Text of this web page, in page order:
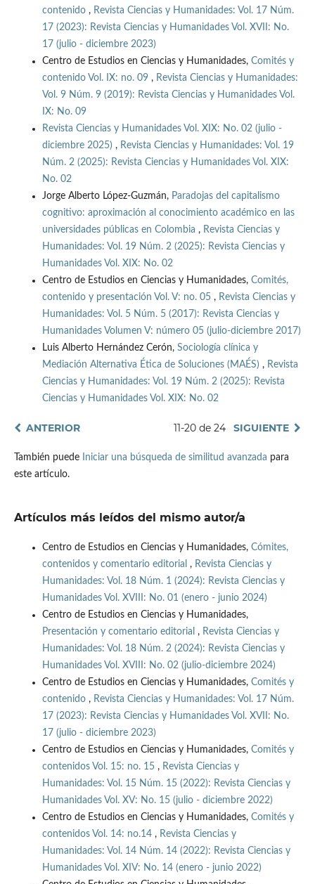
contenido , Revista Ciencias y Humanidades: Vol. 17 Núm.
17 (2023): Revista Ciencias y Humanidades Vol. XVII: No.
17 (julio - diciembre 2023)
Centro de Estudios en Ciencias y Humanidades, Comités y
contenido Vol. IX: no. 09 , Revista Ciencias y Humanidades:
Vol. 9 Núm. 9 (2019): Revista Ciencias y Humanidades Vol.
IX: No. 09
Revista Ciencias y Humanidades Vol. XIX: No. 02 (julio -
diciembre 2025) , Revista Ciencias y Humanidades: Vol. 19
Núm. 2 (2025): Revista Ciencias y Humanidades Vol. XIX:
No. 02
Jorge Alberto López-Guzmán, Paradojas del capitalismo
cognitivo: aproximación al conocimiento académico en las
universidades públicas en Colombia , Revista Ciencias y
Humanidades: Vol. 19 Núm. 2 (2025): Revista Ciencias y
Humanidades Vol. XIX: No. 02
Centro de Estudios en Ciencias y Humanidades, Comités,
contenido y presentación Vol. V: no. 05 , Revista Ciencias y
Humanidades: Vol. 5 Núm. 5 (2017): Revista Ciencias y
Humanidades Volumen V: número 05 (julio-diciembre 2017)
Luis Alberto Hernández Cerón, Sociología clínica y
Mediación Alternativa Ética de Soluciones (MAÉS) , Revista
Ciencias y Humanidades: Vol. 19 Núm. 2 (2025): Revista
Ciencias y Humanidades Vol. XIX: No. 02
ANTERIOR 11-20 de 24 SIGUIENTE
También puede Iniciar una búsqueda de similitud avanzada para
este artículo.
Artículos más leídos del mismo autor/a
Centro de Estudios en Ciencias y Humanidades, Cómites,
contenidos y comentario editorial , Revista Ciencias y
Humanidades: Vol. 18 Núm. 1 (2024): Revista Ciencias y
Humanidades Vol. XVIII: No. 01 (enero - junio 2024)
Centro de Estudios en Ciencias y Humanidades,
Presentación y comentario editorial , Revista Ciencias y
Humanidades: Vol. 18 Núm. 2 (2024): Revista Ciencias y
Humanidades Vol. XVIII: No. 02 (julio-diciembre 2024)
Centro de Estudios en Ciencias y Humanidades, Comités y
contenido , Revista Ciencias y Humanidades: Vol. 17 Núm.
17 (2023): Revista Ciencias y Humanidades Vol. XVII: No.
17 (julio - diciembre 2023)
Centro de Estudios en Ciencias y Humanidades, Comités y
contenidos Vol. 15: no. 15 , Revista Ciencias y
Humanidades: Vol. 15 Núm. 15 (2022): Revista Ciencias y
Humanidades Vol. XV: No. 15 (julio - diciembre 2022)
Centro de Estudios en Ciencias y Humanidades, Comités y
contenidos Vol. 14: no.14 , Revista Ciencias y
Humanidades: Vol. 14 Núm. 14 (2022): Revista Ciencias y
Humanidades Vol. XIV: No. 14 (enero - junio 2022)